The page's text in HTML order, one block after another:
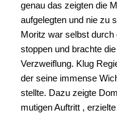
genau das zeigten die
aufgelegten und nie zu
Moritz war selbst
stoppen und brachte
Verzweiflung. Klug
der seine immense
stellte. Dazu zeigte
mutigen Auftritt ,